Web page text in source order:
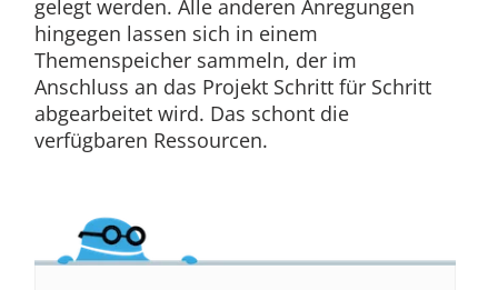
gelegt werden. Alle anderen Anregungen
hingegen lassen sich in einem
Themenspeicher sammeln, der im
Anschluss an das Projekt Schritt für Schritt
abgearbeitet wird. Das schont die
verfügbaren Ressourcen.